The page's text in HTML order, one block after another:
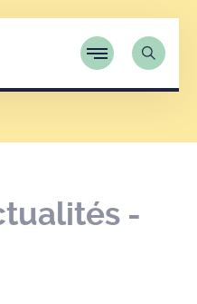
-